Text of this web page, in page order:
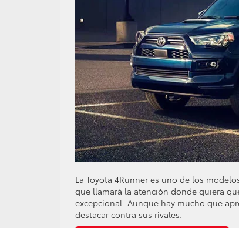
La Toyota 4Runner es uno de los
que llamará la atención donde quiera
excepcional. Aunque hay mucho que
destacar contra sus rivales.